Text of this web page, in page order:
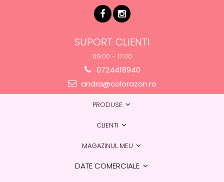
SUPORT CLIENTI
09:00 - 17:00
0724418940
andra@colorazon.ro
PRODUSE
CLIENTI
MAGAZINUL MEU
DATE COMERCIALE